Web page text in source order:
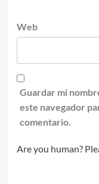
Web
Guardar mi
este navegador
comentario.
Are you human?